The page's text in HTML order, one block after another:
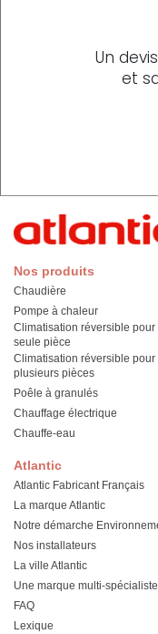
Un
et
Atlantic
Atlantic Fabricant Français
La marque Atlantic
Notre démarche
Nos installateurs
La ville Atlantic
Une marque multi-spécialiste
FAQ
Lexique
Nos produits
Chaudière
Pompe à chaleur
Climatisation réversible pour
seule pièce
Climatisation réversible pour
plusieurs pièces
Poêle à granulés
Chauffage électrique
Chauffe-eau